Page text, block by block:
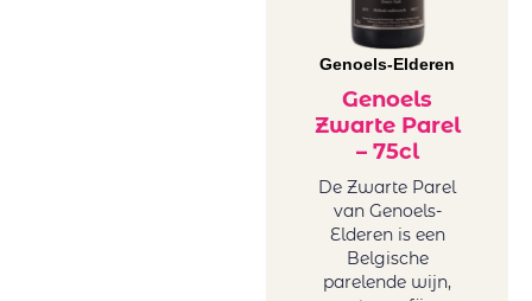
Genoels-Elderen
Genoels
Zwarte Parel
– 75cl
De Zwarte Parel
van Genoels-
Elderen is een
Belgische
parelende wijn,